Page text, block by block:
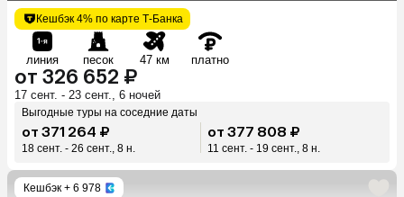
Кешбэк 4% по карте Т-Банка
линия песок 47 км платно
от 326 652 ₽
17 сент. - 23 сент., 6 ночей
Выгодные туры на соседние даты
от 371 264 ₽
18 сент. - 26 сент., 8 н.
от 377 808 ₽
11 сент. - 19 сент., 8 н.
Кешбэк + 6 978